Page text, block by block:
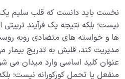
نقش صبر در کسب قلب سلیم چیست؟
سلامت قلب است؟
صبر یعنی چه و انواع صبر
سرنوشت ما دارد؟
آیا سلامت قلب انسان در گرو
نخست باید دانست که قلب سلیم
نیست؛ بلکه نتیجه یک فرآیند
ها و خواسته های متضادی روبه روست
مدیریت کند، قلبش به تدریج
عنوان کلید اساسی وارد میدان می
منفعل یا تحمل کورکورانه نیست؛